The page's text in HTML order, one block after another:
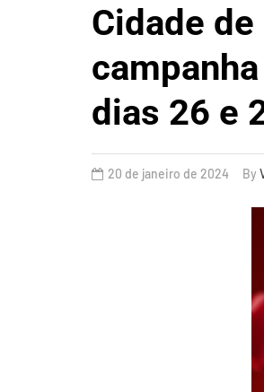
Cidade
dias 26 e
20 de janeiro de 2024 By